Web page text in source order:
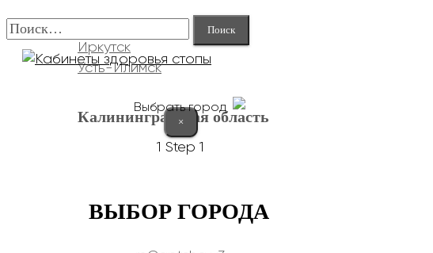
Иркутск
Усть-Илимск
Калининградская область
Найти:
Выбрать город
×
1 Step 1
ВЫБОР ГОРОДА